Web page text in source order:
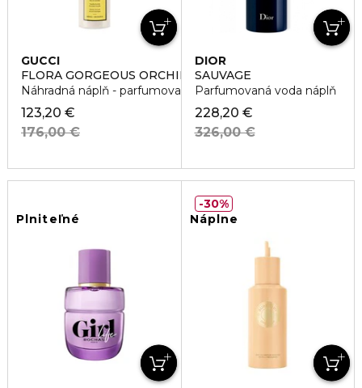
GUCCI
FLORA GORGEOUS ORCHID REFILL
Náhradná náplň - parfumovaná voda
123,20 €
176,00 €
DIOR
SAUVAGE
Parfumovaná voda náplň
228,20 €
326,00 €
Plniteľné Náplne
30%